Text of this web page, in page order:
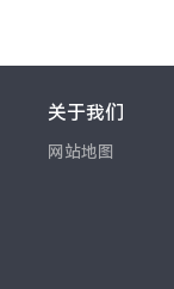
关于我们
网站地图